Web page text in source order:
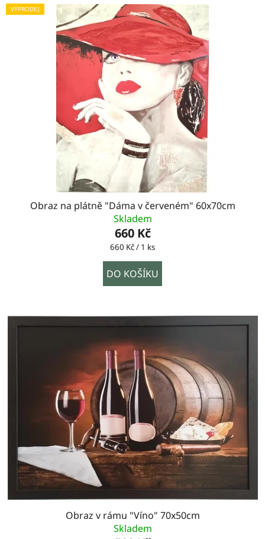
VÝPRODEJ
Obraz na plátně "Dáma v červeném" 60x70cm
Skladem
660 Kč
Měrná
660 Kč / 1 ks
DO KOŠÍKU
Obraz v rámu "Víno" 70x50cm
Skladem